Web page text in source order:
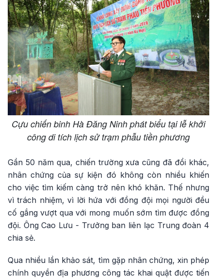
Cựu chiến binh Hà Đăng Ninh phát biểu tại lễ khởi
công di tích lịch sử trạm phẫu tiền phương
Gần 50 năm qua, chiến trường xưa cũng đã đổi khác,
nhân chứng của sự kiện đó không còn nhiều khiến
cho việc tìm kiếm càng trở nên khó khăn. Thế nhưng
vì trách nhiệm, vì lời hứa với đồng đội mọi người đều
cố gắng vượt qua với mong muốn sớm tìm được đồng
đội. Ông Cao Lưu - Trưởng ban liên lạc Trung đoàn 4
chia sẻ.
Qua nhiều lần khảo sát, tìm gặp nhân chứng, xin phép
chính quyền địa phương công tác khai quật được tiến